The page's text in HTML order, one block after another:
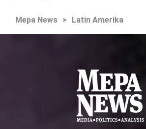
Mepa News > Latin Amerika